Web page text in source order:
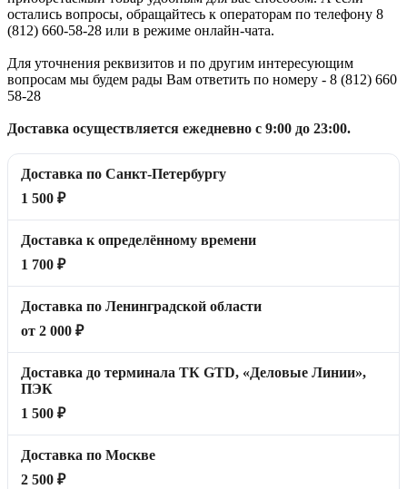
остались вопросы, обращайтесь к операторам по телефону 8
(812) 660-58-28 или в режиме онлайн-чата.
Для уточнения реквизитов и по другим интересующим
вопросам мы будем рады Вам ответить по номеру - 8 (812) 660
58-28
Доставка осуществляется ежедневно с 9:00 до 23:00.
Доставка по Санкт-Петербургу
1 500 ₽
Доставка к определённому времени
1 700 ₽
Доставка по Ленинградской области
от 2 000 ₽
Доставка до терминала ТК GTD, «Деловые Линии»,
ПЭК
1 500 ₽
Доставка по Москве
2 500 ₽